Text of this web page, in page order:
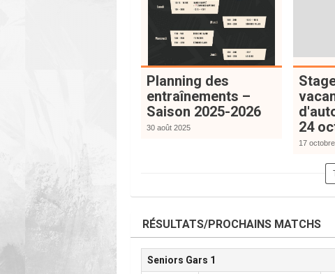
Planning des
entraînements –
Saison 2025-2026
30 août 2025
24
17
RÉSULTATS/PROCHAINS MATCHS
Seniors Gars 1